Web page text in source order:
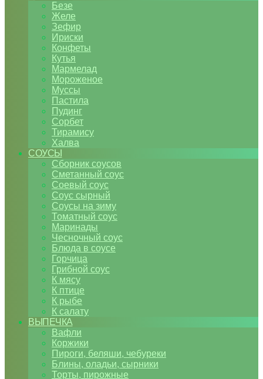
Безе
Желе
Зефир
Ириски
Конфеты
Кутья
Мармелад
Мороженое
Муссы
Пастила
Пудинг
Сорбет
Тирамису
Халва
СОУСЫ
Сборник соусов
Сметанный соус
Соевый соус
Соус сырный
Соусы на зиму
Томатный соус
Маринады
Чесночный соус
Блюда в соусе
Горчица
Грибной соус
К мясу
К птице
К рыбе
К салату
ВЫПЕЧКА
Вафли
Коржики
Пироги, беляши, чебуреки
Блины, оладьи, сырники
Торты, пирожные